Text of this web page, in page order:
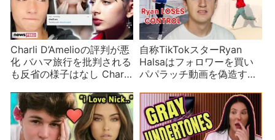
Charli D’Amelioの評判が悪
化 バハマ旅行を批判される
も反省の様子はなし Charli
自称TikTokスターRyan
Halsaはフォロワーを買い
パパラッチ動画を偽造する